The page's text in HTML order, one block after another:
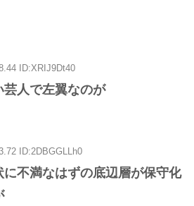
ID:XRIJ9Dt40
芸人で左翼なのが
ID:2DBGGLLh0
不満なはずの底辺層が保守化